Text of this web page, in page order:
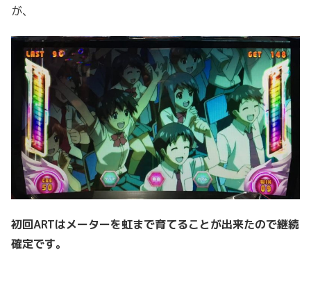
が、
初回ARTはメーターを虹まで育てることが出来たので継続
確定です。